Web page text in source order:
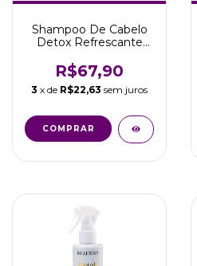
Shampoo De Cabelo
Detox Refrescante
Belletonn
R$67,90
3 x de R$22,63 sem juros